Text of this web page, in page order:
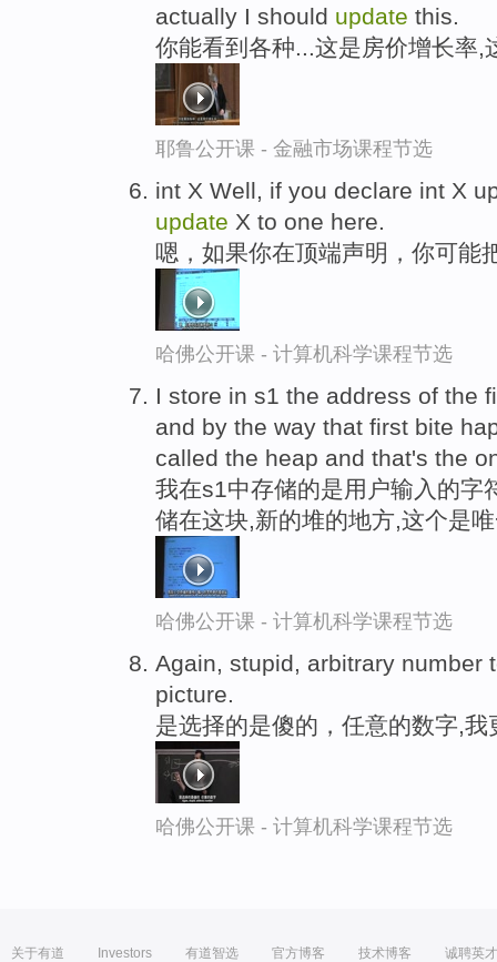
actually I should update this.
你能看到各种...这是房价增长率,
耶鲁公开课 - 金融市场课程节选
int X Well, if you declare int X
update X to one here.
嗯，如果你在顶端声明，你可能
哈佛公开课 - 计算机科学课程节选
I store in s1 the address of the
and by the way that first bite
called the heap and that's the
我在s1中存储的是用户输入的字
储在这块,新的堆的地方,这个是
哈佛公开课 - 计算机科学课程节选
Again, stupid, arbitrary
picture.
是选择的是傻的，任意的数字,
哈佛公开课 - 计算机科学课程节选
关于有道 Investors 有道智选 官方博客 技术博客 诚聘英才